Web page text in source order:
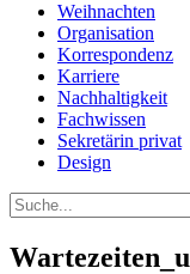
Weihnachten
Organisation
Korrespondenz
Karriere
Nachhaltigkeit
Fachwissen
Sekretärin privat
Design
Suche